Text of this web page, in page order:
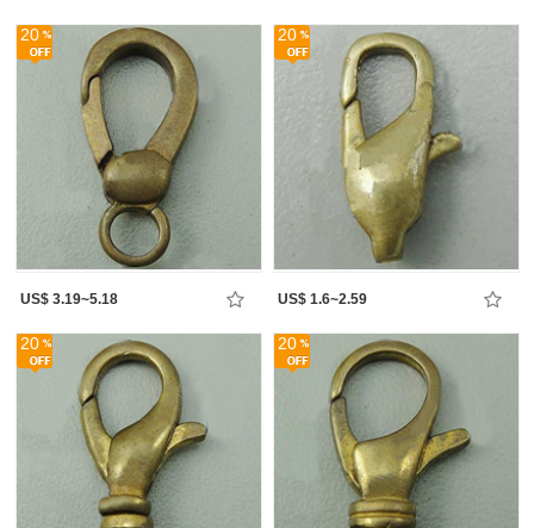
20
US$ 3.19~5.18
20
US$ 1.6~2.59
20 20